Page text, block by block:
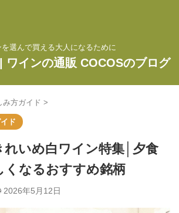
を選んで買える大人になるために
ワインの通販 COCOSのブログ
み方ガイド >
ド
れいめ白ワイン特集│夕食
くなるおすすめ銘柄
2026年5月12日